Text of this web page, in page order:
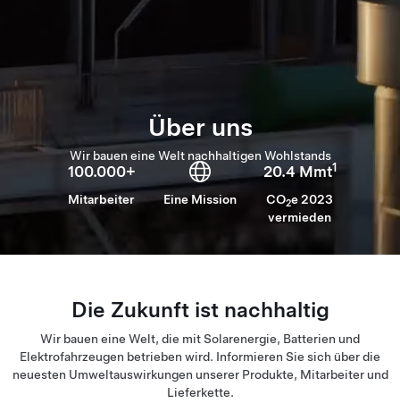
Über uns
Wir bauen eine Welt nachhaltigen Wohlstands
100.000+
Mitarbeiter Eine Mission
20.4 Mmt1
CO2e 2023
vermieden
Die Zukunft ist nachhaltig
Wir bauen eine Welt, die mit Solarenergie, Batterien und
Elektrofahrzeugen betrieben wird. Informieren Sie sich über die
neuesten Umweltauswirkungen unserer Produkte, Mitarbeiter und
Lieferkette.